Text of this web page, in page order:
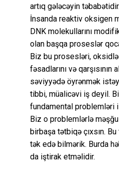
artıq gələcəyin
İnsanda reaktiv oksigen
DNK molekullarını
olan başqa proseslər
Biz bu prosesləri,
fəsadlarını və qarşısının
səviyyədə öyrənmək
tibbi, müalicəvi iş deyil.
fundamental problemləri
Biz o problemlərlə
birbaşa tətbiqə çıxsın.
tək edə bilmərik. Burda
da iştirak etməlidir.